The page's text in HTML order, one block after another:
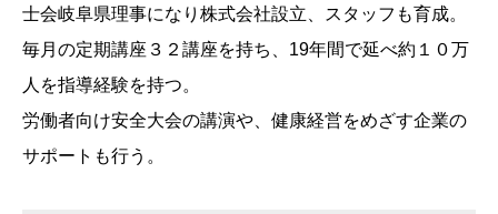
士会岐阜県理事になり株式会社設立、スタッフも育成。
毎⽉の定期講座３２講座を持ち、19年間で延べ約１０万
人を指導経験を持つ。
労働者向け安全大会の講演や、健康経営をめざす企業の
サポートも行う。